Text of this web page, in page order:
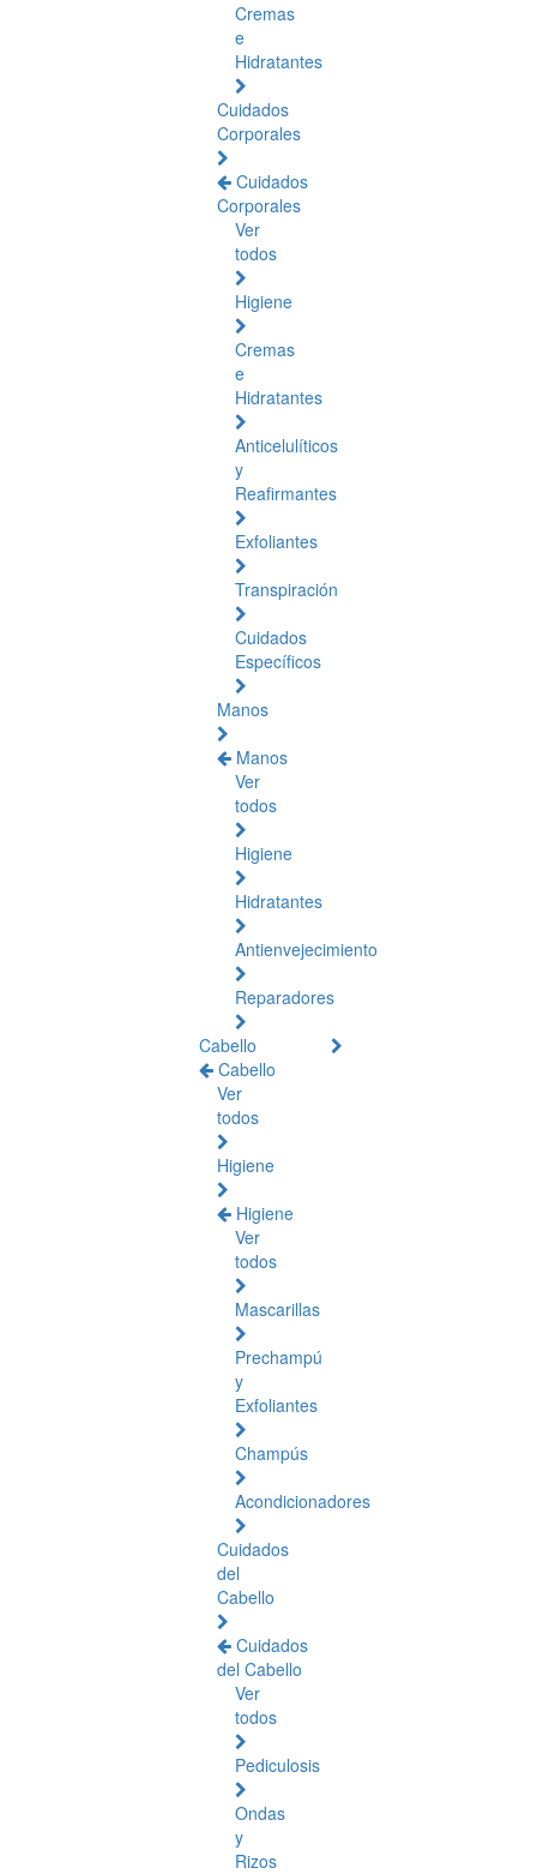
Cremas
e
Hidratantes
Cuidados
Corporales
Cuidados
Corporales
Ver
todos
Higiene
Cremas
e
Hidratantes
Anticelulíticos
y
Reafirmantes
Exfoliantes
Transpiración
Cuidados
Específicos
Manos
Manos
Ver
todos
Higiene
Hidratantes
Antienvejecimiento
Reparadores
Cabello
Cabello
Ver
todos
Higiene
Higiene
Ver
todos
Mascarillas
Prechampú
y
Exfoliantes
Champús
Acondicionadores
Cuidados
del
Cabello
Cuidados
del Cabello
Ver
todos
Pediculosis
Ondas
y
Rizos